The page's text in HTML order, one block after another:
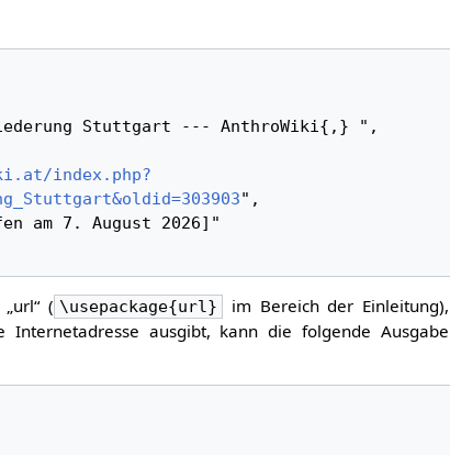
index.php?
",
( \usepackage{url}
im Bereich der Einleitung),
Internetadresse ausgibt, kann die folgende Ausgabe